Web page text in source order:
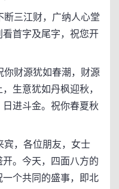
三江财，广纳人心堂
首字及尾字，祝您开
财源犹如春潮，财源
生意犹如丹枫迎秋，
进斗金。祝你春夏秋
，各位朋友，女士
。今天，四面八方的
个共同的盛事，即北